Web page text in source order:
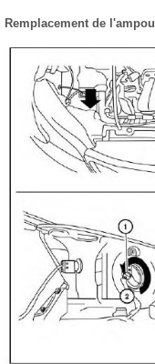
Remplacement de